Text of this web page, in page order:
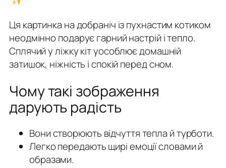
Ця картинка на добраніч із пухнастим котиком
неодмінно подарує гарний настрій і тепло.
Сплячий у ліжку кіт уособлює домашній
затишок, ніжність і спокій перед сном.
Чому такі зображення
дарують радість
Вони створюють відчуття тепла й турботи.
Легко передають щирі емоції словами й
образами.